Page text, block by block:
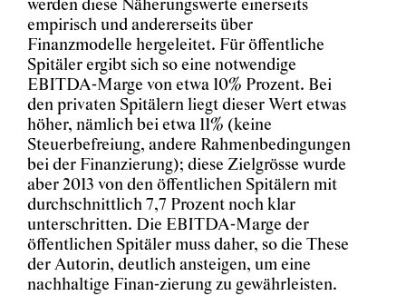
werden diese Näherungswerte einerseits
empirisch und andererseits über
Finanzmodelle hergeleitet. Für öffentliche
Spitäler ergibt sich so eine notwendige
EBITDA-Marge von etwa 10% Prozent. Bei
den privaten Spitälern liegt dieser Wert etwas
höher, nämlich bei etwa 11% (keine
Steuerbefreiung, andere Rahmenbedingungen
bei der Finanzierung); diese Zielgrösse wurde
aber 2013 von den öffentlichen Spitälern mit
durchschnittlich 7,7 Prozent noch klar
unterschritten. Die EBITDA-Marge der
öffentlichen Spitäler muss daher, so die These
der Autorin, deutlich ansteigen, um eine
nachhaltige Finan-zierung zu gewährleisten.